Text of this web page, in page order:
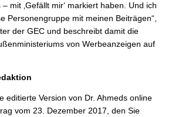
mit ‚Gefällt mir‘ markiert haben. Und ich
Personengruppe mit meinen Beiträgen“,
der GEC und beschreibt damit die
von Werbeanzeigen auf
editierte Version von Dr. Ahmeds online
vom 23. Dezember 2017, den Sie